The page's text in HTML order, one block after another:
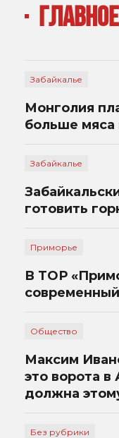
ГЛАВНОЕ
Забайкалье
Монголия
больше мяса
Забайкалье
готовить
Приморье
В ТОР
Общество
Максим
это ворота в
должна
Без рубрики